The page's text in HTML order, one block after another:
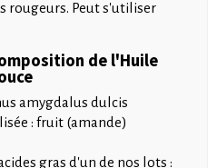
rougeurs. Peut s'utiliser
de l'Huile
amygdalus dulcis
: fruit (amande)
gras d'un de nos lots :